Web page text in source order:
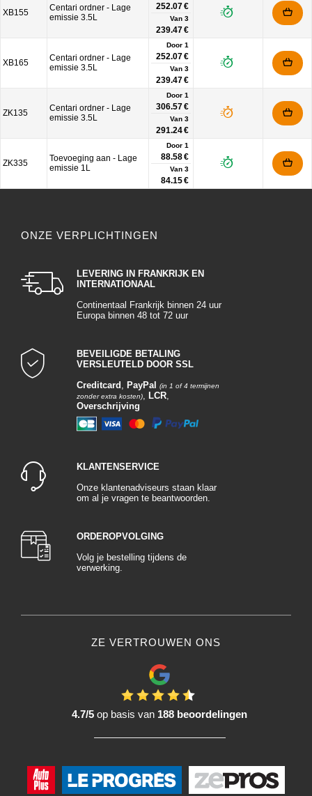
XB155
Centari ordner - Lage
emissie 3.5L
252.07 €
Van 3
239.47 €
XB165
Centari ordner - Lage
emissie 3.5L
Door 1
252.07 €
Van 3
239.47 €
ZK135
Centari ordner - Lage
emissie 3.5L
Door 1
306.57 €
Van 3
291.24 €
ZK335
Toevoeging aan - Lage
emissie 1L
Door 1
88.58 €
Van 3
84.15 €
ONZE VERPLICHTINGEN
LEVERING IN FRANKRIJK EN
INTERNATIONAAL
Continentaal Frankrijk binnen 24 uur
Europa binnen 48 tot 72 uur
BEVEILIGDE BETALING
VERSLEUTELD DOOR SSL
Creditcard , PayPal
(in 1 of 4 termijnen
zonder extra kosten), LCR,
Overschrijving
KLANTENSERVICE
Onze klantenadviseurs staan klaar
om al je vragen te beantwoorden.
ORDEROPVOLGING
Volg je bestelling tijdens de
verwerking.
ZE VERTROUWEN ONS
4.7/5 op basis van 188 beoordelingen